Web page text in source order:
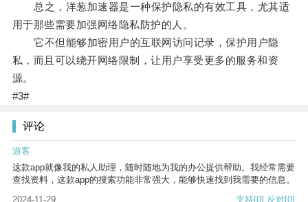
总之，洋葱加速器是一种保护隐私的有效工具，尤其适
用于那些需要加强网络隐私防护的人。
它不但能够加密用户的互联网访问记录，保护用户隐
私，而且可以绕开网络限制，让用户享受更多的服务和资
源。
#3#
评论
游客
这款app就像我的私人助理，随时随地为我的办公提供帮助。我经常需要
查找资料，这款app的搜索功能非常强大，能够快速找到我需要的信息。
2024-11-29
支持[0] 反对[0]